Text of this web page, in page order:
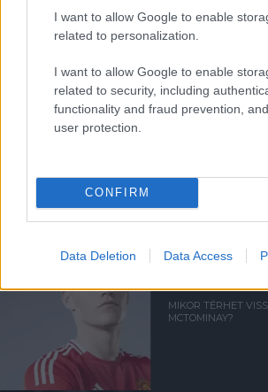
I want to allow Google to enable
related to personalization.
I want to allow Google to enable
related to security, including
functionality and fraud prevention,
user protection.
CONFIRM
Data Deletion Data Access
MIKOR TÉRHET
MCTOMINAY?